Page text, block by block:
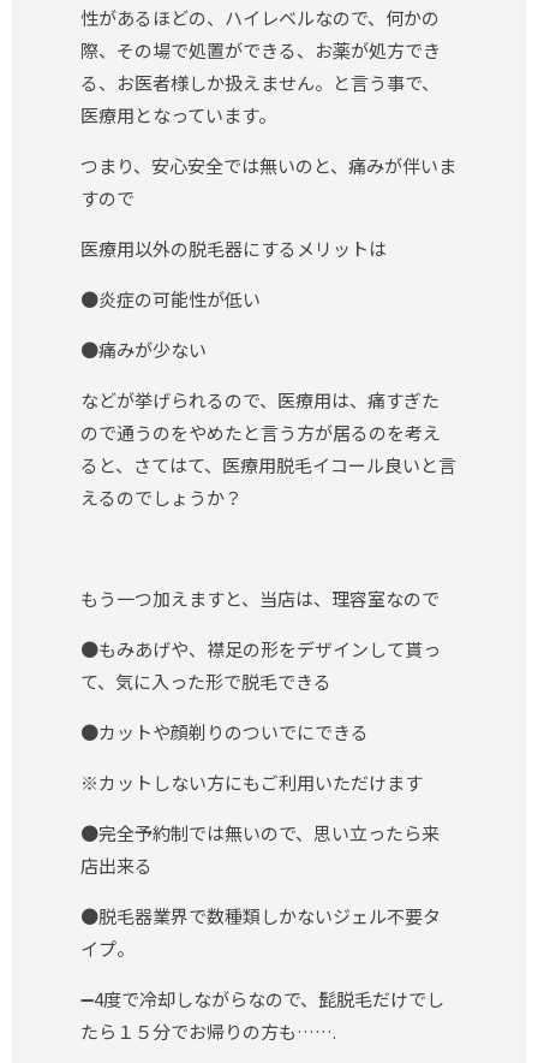
性があるほどの、ハイレベルなので、何かの
際、その場で処置ができる、お薬が処方でき
る、お医者様しか扱えません。と言う事で、
医療用となっています。
つまり、安心安全では無いのと、痛みが伴いま
すので
医療用以外の脱毛器にするメリットは
●炎症の可能性が低い
●痛みが少ない
などが挙げられるので、医療用は、痛すぎた
ので通うのをやめたと言う方が居るのを考え
ると、さてはて、医療用脱毛イコール良いと言
えるのでしょうか？
もう一つ加えますと、当店は、理容室なので
●もみあげや、襟足の形をデザインして貰っ
て、気に入った形で脱毛できる
●カットや顔剃りのついでにできる
※カットしない方にもご利用いただけます
●完全予約制では無いので、思い立ったら来
店出来る
●脱毛器業界で数種類しかないジェル不要タ
イプ。
➖4度で冷却しながらなので、髭脱毛だけでし
たら１５分でお帰りの方も…….